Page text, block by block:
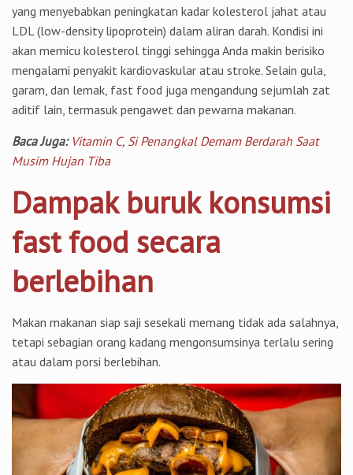
yang menyebabkan peningkatan kadar kolesterol jahat atau
LDL (low-density lipoprotein) dalam aliran darah. Kondisi ini
akan memicu kolesterol tinggi sehingga Anda makin berisiko
mengalami penyakit kardiovaskular atau stroke. Selain gula,
garam, dan lemak, fast food juga mengandung sejumlah zat
aditif lain, termasuk pengawet dan pewarna makanan.
Baca Juga: Vitamin C, Si Penangkal Demam Berdarah Saat
Musim Hujan Tiba
Dampak buruk konsumsi
fast food secara
berlebihan
Makan makanan siap saji sesekali memang tidak ada salahnya,
tetapi sebagian orang kadang mengonsumsinya terlalu sering
atau dalam porsi berlebihan.